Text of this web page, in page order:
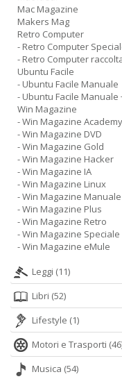
Mac Magazine
Makers Mag
Retro Computer
- Retro Computer
- Retro Computer
Ubuntu Facile
- Ubuntu Facile Manuale
- Ubuntu Facile Manuale
Win Magazine
- Win Magazine Academy
- Win Magazine DVD
- Win Magazine Gold
- Win Magazine Hacker
- Win Magazine IA
- Win Magazine Linux
- Win Magazine Manuale
- Win Magazine Plus
- Win Magazine Retro
- Win Magazine Speciale
- Win Magazine eMule
Leggi (11)
Libri (52)
Lifestyle (1)
Motori e Trasporti
Musica (54)